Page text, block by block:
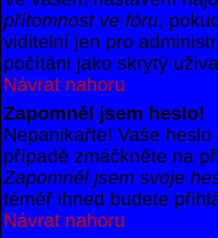
přítomnost ve fóru,
viditelní jen pro
počítáni jako skrytý
Návrat nahoru
Zapomněl jsem heslo!
Nepanikařte! Vaše
případě zmáčkněte na
Zapomněl jsem svoje
téměř ihned budete
Návrat nahoru